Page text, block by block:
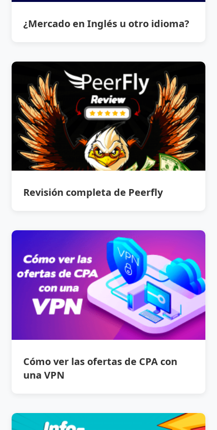
¿Mercado en Inglés u otro idioma?
Revisión completa de Peerfly
Cómo ver las ofertas de CPA con
una VPN